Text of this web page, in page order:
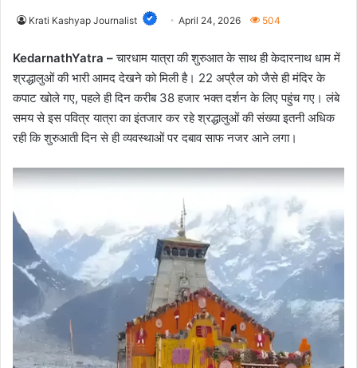
Krati Kashyap Journalist April 24, 2026 504
KedarnathYatra –चारधाम यात्रा की शुरुआत के साथ ही केदारनाथ धाम में
श्रद्धालुओं की भारी आमद देखने को मिली है। 22 अप्रैल को जैसे ही मंदिर के
कपाट खोले गए, पहले ही दिन करीब 38 हजार भक्त दर्शन के लिए पहुंच गए। लंबे
समय से इस पवित्र यात्रा का इंतजार कर रहे श्रद्धालुओं की संख्या इतनी अधिक
रही कि शुरुआती दिन से ही व्यवस्थाओं पर दबाव साफ नजर आने लगा।